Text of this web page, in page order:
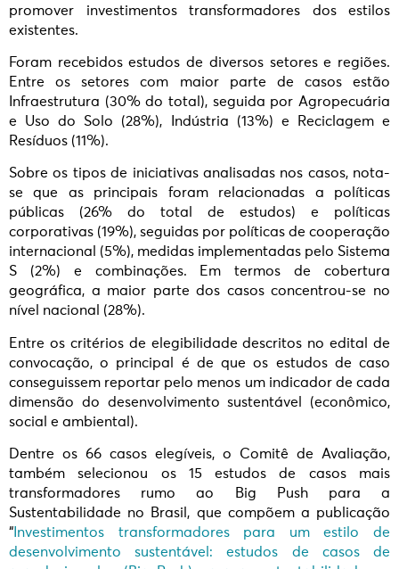
promover investimentos transformadores dos estilos
existentes.
Foram recebidos estudos de diversos setores e regiões.
Entre os setores com maior parte de casos estão
Infraestrutura (30% do total), seguida por Agropecuária
e Uso do Solo (28%), Indústria (13%) e Reciclagem e
Resíduos (11%).
Sobre os tipos de iniciativas analisadas nos casos, nota-
se que as principais foram relacionadas a políticas
públicas (26% do total de estudos) e políticas
corporativas (19%), seguidas por políticas de cooperação
internacional (5%), medidas implementadas pelo Sistema
S (2%) e combinações. Em termos de cobertura
geográfica, a maior parte dos casos concentrou-se no
nível nacional (28%).
Entre os critérios de elegibilidade descritos no edital de
convocação, o principal é de que os estudos de caso
conseguissem reportar pelo menos um indicador de cada
dimensão do desenvolvimento sustentável (econômico,
social e ambiental).
Dentre os 66 casos elegíveis, o Comitê de Avaliação,
também selecionou os 15 estudos de casos mais
transformadores rumo ao Big Push para a
Sustentabilidade no Brasil, que compõem a publicação
“ Investimentos transformadores para um estilo de
desenvolvimento sustentável: estudos de casos de